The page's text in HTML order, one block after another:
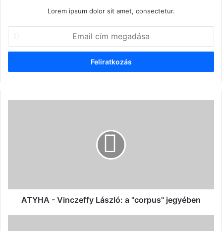
Lorem ipsum dolor sit amet, consectetur.
Email
cím
megadása
ATYHA - Vinczeffy László: a "corpus" jegyében